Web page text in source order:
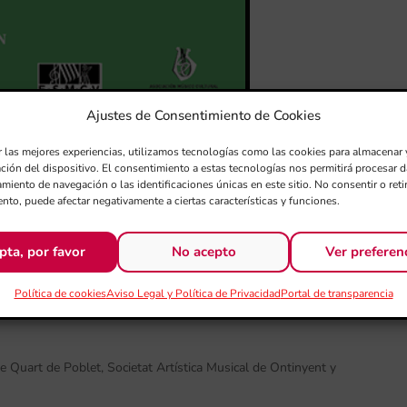
Ajustes de Consentimiento de Cookies
las mejores experiencias, utilizamos tecnologías como las cookies para almacenar
del dispositivo. El consentimiento a estas tecnologías nos permitirá procesar
de navegación o las identificaciones únicas en este sitio. No consentir o
puede afectar negativamente a ciertas características y funciones.
por favor No acepto Ver
Política de cookiesAviso Legal y Política de PrivacidadPortal de transparencia
DE MOROS Y
Quart de Poblet, Societat Artística Musical de Ontinyent y